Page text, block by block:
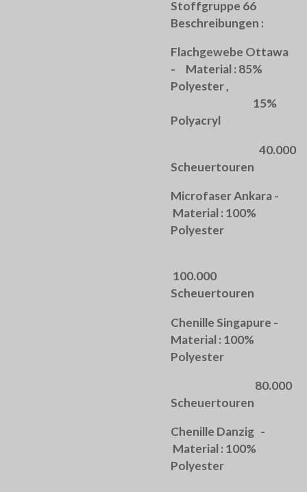
Stoffgruppe 66
Beschreibungen :
Flachgewebe Ottawa
- Material : 85%
Polyester ,
15%
Polyacryl
40.000
Scheuertouren
Microfaser Ankara -
Material : 100%
Polyester
100.000
Scheuertouren
Chenille Singapure -
Material : 100%
Polyester
80.000
Scheuertouren
Chenille Danzig -
Material : 100%
Polyester